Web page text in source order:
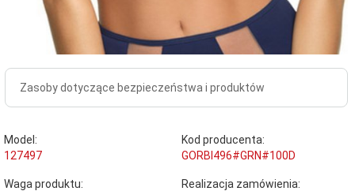
Zasoby dotyczące bezpieczeństwa i produktów
Model:
127497
Kod producenta:
GORBI496#GRN#100D
Waga produktu:
Realizacja zamówienia: